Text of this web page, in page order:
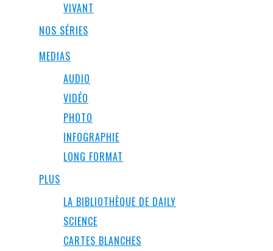
VIVANT
NOS SÉRIES
MEDIAS
AUDIO
VIDÉO
PHOTO
INFOGRAPHIE
LONG FORMAT
PLUS
LA BIBLIOTHÈQUE DE DAILY
SCIENCE
CARTES BLANCHES